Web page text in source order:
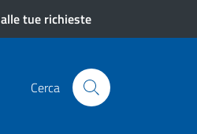
tue richieste
Cerca